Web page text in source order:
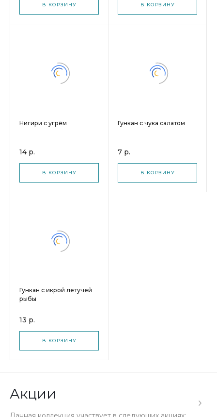
В КОРЗИНУ В КОРЗИНУ
Нигири с угрём
14 р.
В КОРЗИНУ
Гункан с чука салатом
7 р.
В КОРЗИНУ
Гункан с икрой летучей
рыбы
13 р.
В КОРЗИНУ
Акции